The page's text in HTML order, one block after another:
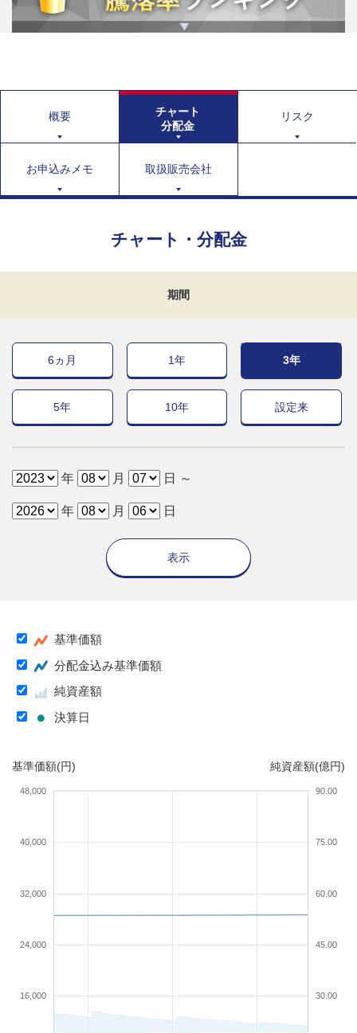
概要
チャート
分配金
リスク
お申込みメモ 取扱販売会社
チャート・分配金
期間
6ヵ月 1年 3年
5年 10年 設定来
年 月 日 ～
年 月 日
表示
基準価額
分配金込み基準価額
純資産額
決算日
基準価額(円) 純資産額(億円)
16,000
24,000
32,000
40,000
48,000
60.00
30.00
45.00
75.00
90.00